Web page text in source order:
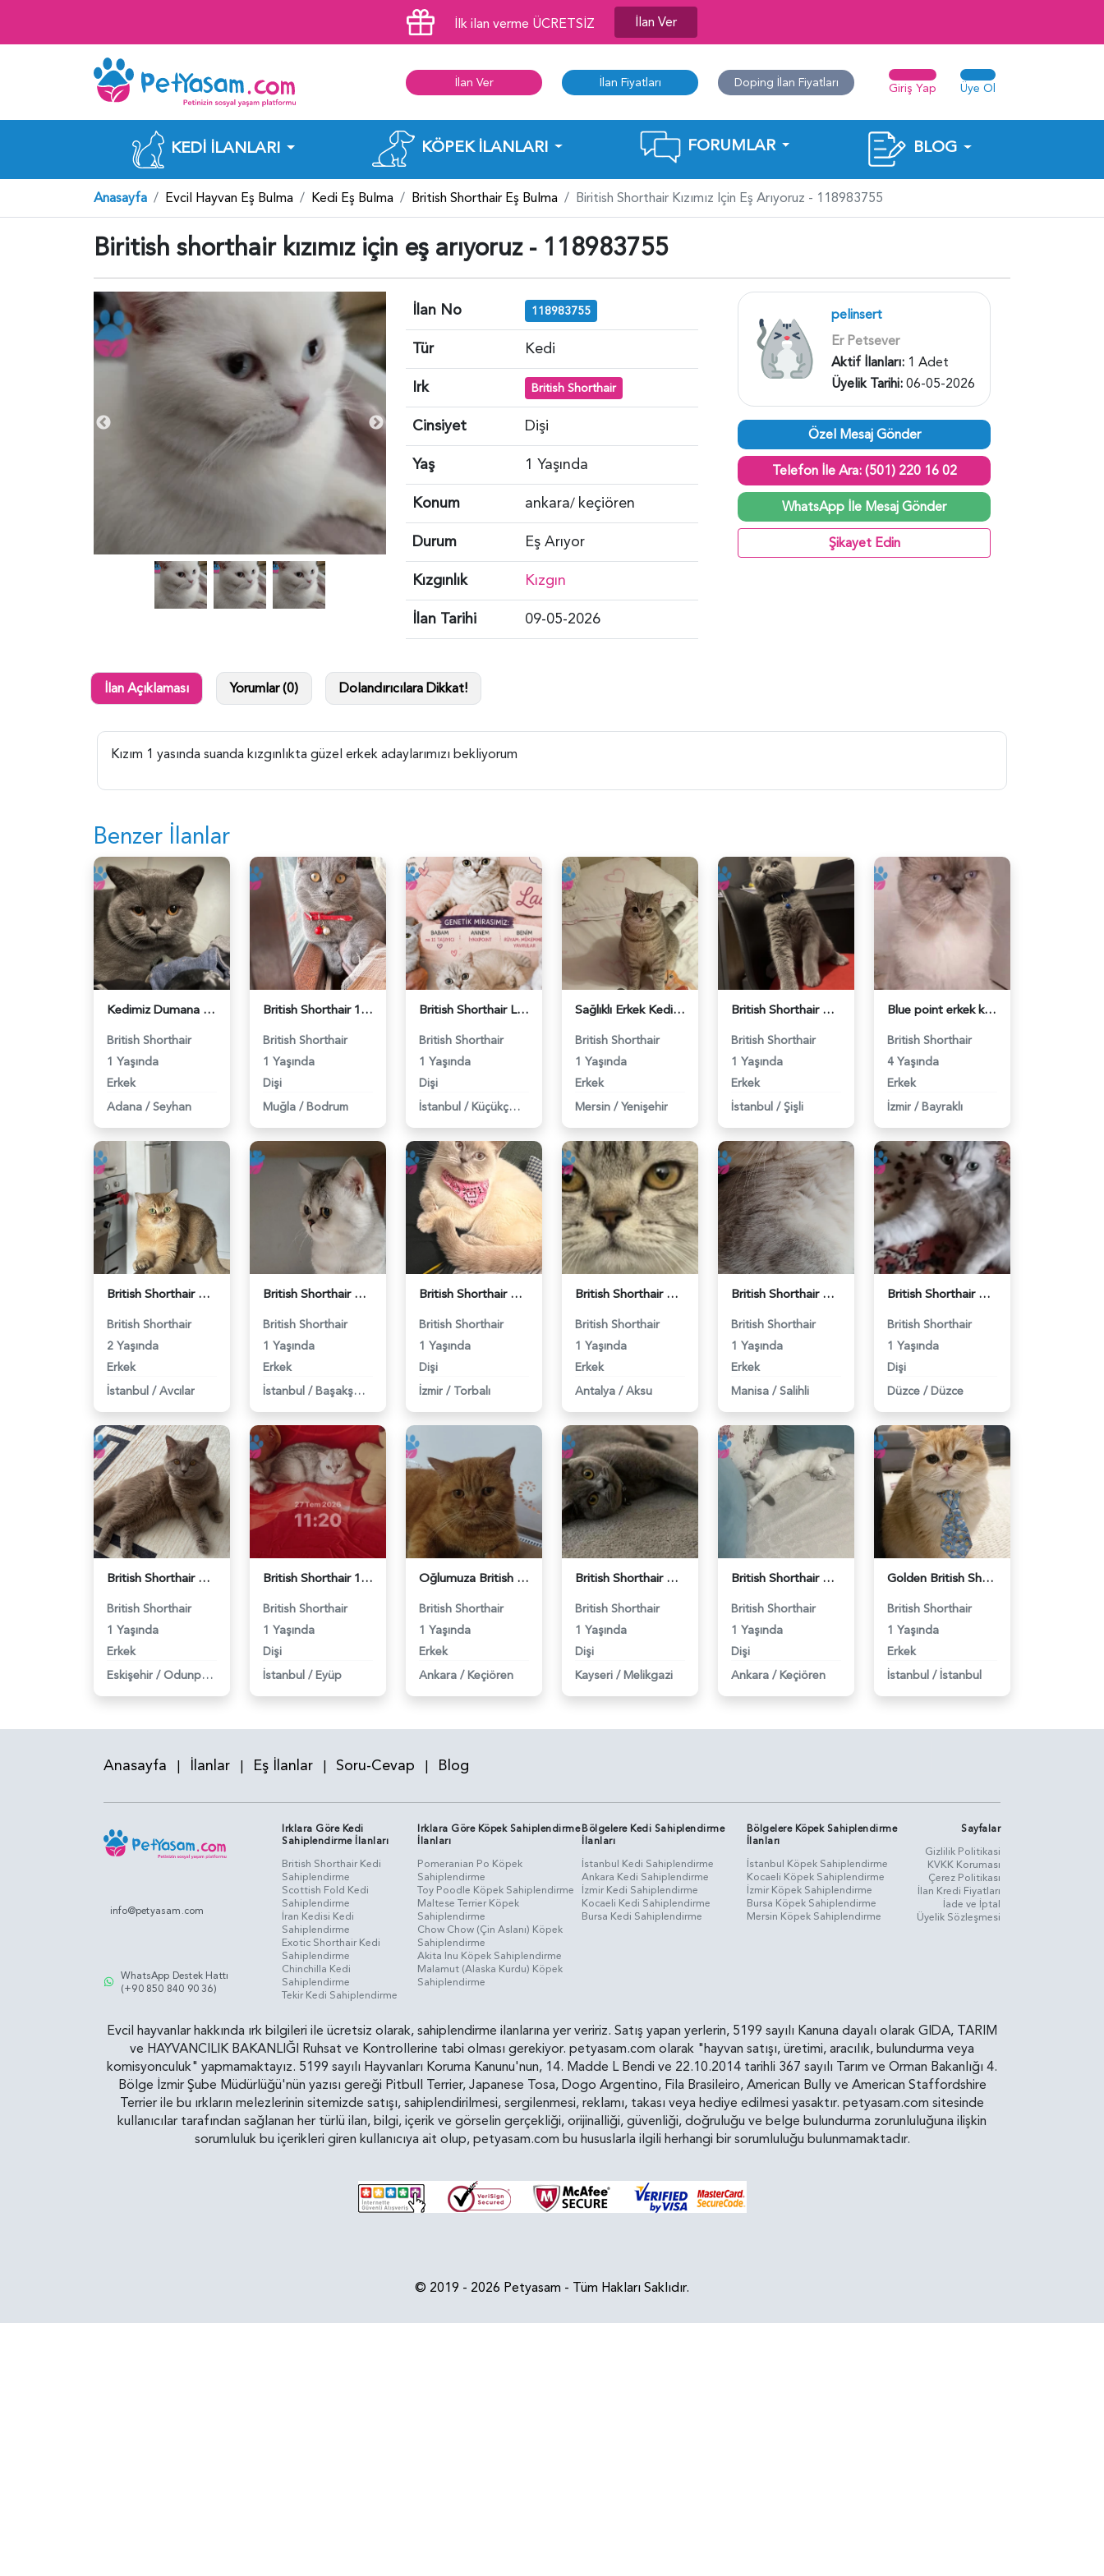
İlk ilan verme ÜCRETSİZ İlan Ver
İlan Ver İlan Fiyatları Doping İlan Fiyatları Giriş Yap Üye Ol
KEDI İLANLARI KÖPEK İLANLARI FORUMLAR BLOG
Anasayfa Evcil Hayvan Eş Bulma Kedi Eş Bulma British Shorthair Eş Bulma Biritish Shorthair Kızımız Için Eş Arıyoruz - 118983755
Biritish shorthair kızımız için eş arıyoruz - 118983755
İlan No 118983755
Tür
Kedi
Irk
British Shorthair
Cinsiyet
Dişi
Yaş
1 Yaşında
Konum
ankara/ keçiören
Durum
Eş Arıyor
Kızgınlık
Kızgın
İlan Tarihi
09-05-2026
pelinsert
Er Petsever
Aktif İlanları: 1 Adet
Üyelik Tarihi:06-05-2026
Özel Mesaj Gönder
Telefon İle Ara: (501) 220 16 02
WhatsApp İle Mesaj Gönder
Şikayet Edin
İlan Açıklaması Yorumlar (0) Dolandırıcılara Dikkat!
Kızım 1 yasında suanda kızgınlıkta güzel erkek adaylarımızı bekliyorum
Benzer İlanlar
Kedimiz Dumana Dişi Eş arıyoruz - 118984658
British Shorthair
1 Yaşında
Erkek
Adana / Seyhan
British Shorthair 1 Yaşında Eş Arıyor - 118984662
British Shorthair
1 Yaşında
Dişi
Muğla / Bodrum
British Shorthair Lady kociş arıyor - 118984656
British Shorthair
1 Yaşında
Dişi
İstanbul / Küçükçekmece
Sağlıklı Erkek Kedi Bobi’ye Eş Aranıyor - 118984657
British Shorthair
1 Yaşında
Erkek
Mersin / Yenişehir
British Shorthair Ponçiğim Eş Arıyor - 118984654
British Shorthair
1 Yaşında
Erkek
İstanbul / Şişli
Blue point erkek kedimize dişi eş arıyoruz - 118984655
British Shorthair
4 Yaşında
Erkek
İzmir / Bayraklı
British Shorthair Erkek Kızgınlıkta - 118984651
British Shorthair
2 Yaşında
Erkek
İstanbul / Avcılar
British Shorthair Duma Eş Arıyorum - 118984650
British Shorthair
1 Yaşında
Erkek
İstanbul / Başakşehir
British Shorthair Kedime Eş Arıyorum - 118984649
British Shorthair
1 Yaşında
Dişi
İzmir / Torbalı
British Shorthair Damadımıza Gelin Arıyoruz - 118984627
British Shorthair
1 Yaşında
Erkek
Antalya / Aksu
British Shorthair Kedimize eş arıyoruz - 118984628
British Shorthair
1 Yaşında
Erkek
Manisa / Salihli
British Shorthair Güzel kızımıza eş arıyoruz - 118984633
British Shorthair
1 Yaşında
Dişi
Düzce / Düzce
British Shorthair Oğlumuza eş arıyoruz - 118984638
British Shorthair
1 Yaşında
Erkek
Eskişehir / Odunpazarı
British Shorthair 11 Aylık Kızım Eş Arıyor - 118984640
British Shorthair
1 Yaşında
Dişi
İstanbul / Eyüp
Oğlumuza British güzel dişi arıyoruz - 118984620
British Shorthair
1 Yaşında
Erkek
Ankara / Keçiören
British Shorthair Kızım Mila'ya eş arıyorum - 118984614
British Shorthair
1 Yaşında
Dişi
Kayseri / Melikgazi
British Shorthair Dişi Kedim Eş Arıyor - 118984618
British Shorthair
1 Yaşında
Dişi
Ankara / Keçiören
Golden British Shorthair 1 Yaşında Eş Arıyor - 118984604
British Shorthair
1 Yaşında
Erkek
İstanbul / İstanbul
Anasayfa | İlanlar | Eş İlanlar | Soru-Cevap | Blog
info@petyasam.com
WhatsApp Destek Hattı
(+90 850 840 90 36)
Irklara Göre Kedi
Sahiplendirme İlanları
British Shorthair Kedi
Sahiplendirme
Scottish Fold Kedi
Sahiplendirme
İran Kedisi Kedi
Sahiplendirme
Exotic Shorthair Kedi
Sahiplendirme
Chinchilla Kedi
Sahiplendirme
Tekir Kedi Sahiplendirme
Irklara Göre Köpek Sahiplendirme
İlanları
Pomeranian Po Köpek
Sahiplendirme
Toy Poodle Köpek Sahiplendirme
Maltese Terrier Köpek
Sahiplendirme
Chow Chow (Çin Aslanı) Köpek
Sahiplendirme
Akita Inu Köpek Sahiplendirme
Malamut (Alaska Kurdu) Köpek
Sahiplendirme
Bölgelere Kedi Sahiplendirme
İlanları
İstanbul Kedi Sahiplendirme
Ankara Kedi Sahiplendirme
İzmir Kedi Sahiplendirme
Kocaeli Kedi Sahiplendirme
Bursa Kedi Sahiplendirme
Bölgelere Köpek Sahiplendirme
İlanları
İstanbul Köpek Sahiplendirme
Kocaeli Köpek Sahiplendirme
İzmir Köpek Sahiplendirme
Bursa Köpek Sahiplendirme
Mersin Köpek Sahiplendirme
Sayfalar
Gizlilik Politikasi
KVKK Koruması
Çerez Politikası
İlan Kredi Fiyatları
İade ve İptal
Üyelik Sözleşmesi
Evcil hayvanlar hakkında ırk bilgileri ile ücretsiz olarak, sahiplendirme ilanlarına yer veririz. Satış yapan yerlerin, 5199 sayılı Kanuna dayalı olarak GIDA, TARIM
ve HAYVANCILIK BAKANLIĞI Ruhsat ve Kontrollerine tabi olması gerekiyor. petyasam.com olarak "hayvan satışı, üretimi, aracılık, bulundurma veya
komisyonculuk" yapmamaktayız. 5199 sayılı Hayvanları Koruma Kanunu'nun, 14. Madde L Bendi ve 22.10.2014 tarihli 367 sayılı Tarım ve Orman Bakanlığı 4.
Bölge İzmir Şube Müdürlüğü'nün yazısı gereği Pitbull Terrier, Japanese Tosa, Dogo Argentino, Fila Brasileiro, American Bully ve American Staffordshire
Terrier ile bu ırkların melezlerinin sitemizde satışı, sahiplendirilmesi, sergilenmesi, reklamı, takası veya hediye edilmesi yasaktır. petyasam.com sitesinde
kullanıcılar tarafından sağlanan her türlü ilan, bilgi, içerik ve görselin gerçekliği, orijinalliği, güvenliği, doğruluğu ve belge bulundurma zorunluluğuna ilişkin
sorumluluk bu içerikleri giren kullanıcıya ait olup, petyasam.com bu hususlarla ilgili herhangi bir sorumluluğu bulunmamaktadır.
© 2019 - 2026 Petyasam - Tüm Hakları Saklıdır.